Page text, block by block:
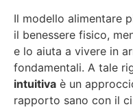
Il modello alimentare
il benessere fisico,
e lo aiuta a vivere in
fondamentali. A tale
intuitiva è un
rapporto sano con il